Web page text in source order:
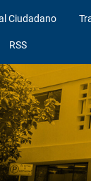
Ciudadano
RSS